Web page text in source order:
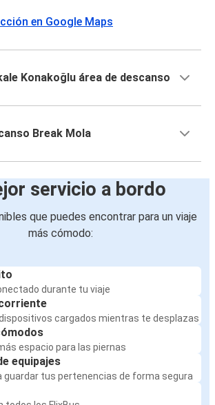
en Google Maps
Konakoğlu área de descanso
Break Mola
servicio a bordo
que puedes encontrar para un viaje
más cómodo:
durante tu viaje
cargados mientras te desplazas
espacio para las piernas
equipajes
guardar tus pertenencias de forma segura